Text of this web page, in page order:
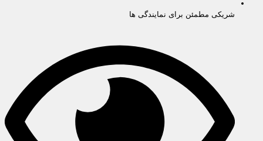
شریکی مطمئن برای نمایندگی ها